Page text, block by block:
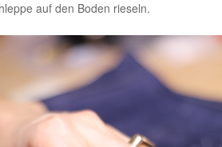
auf den Boden rieseln.